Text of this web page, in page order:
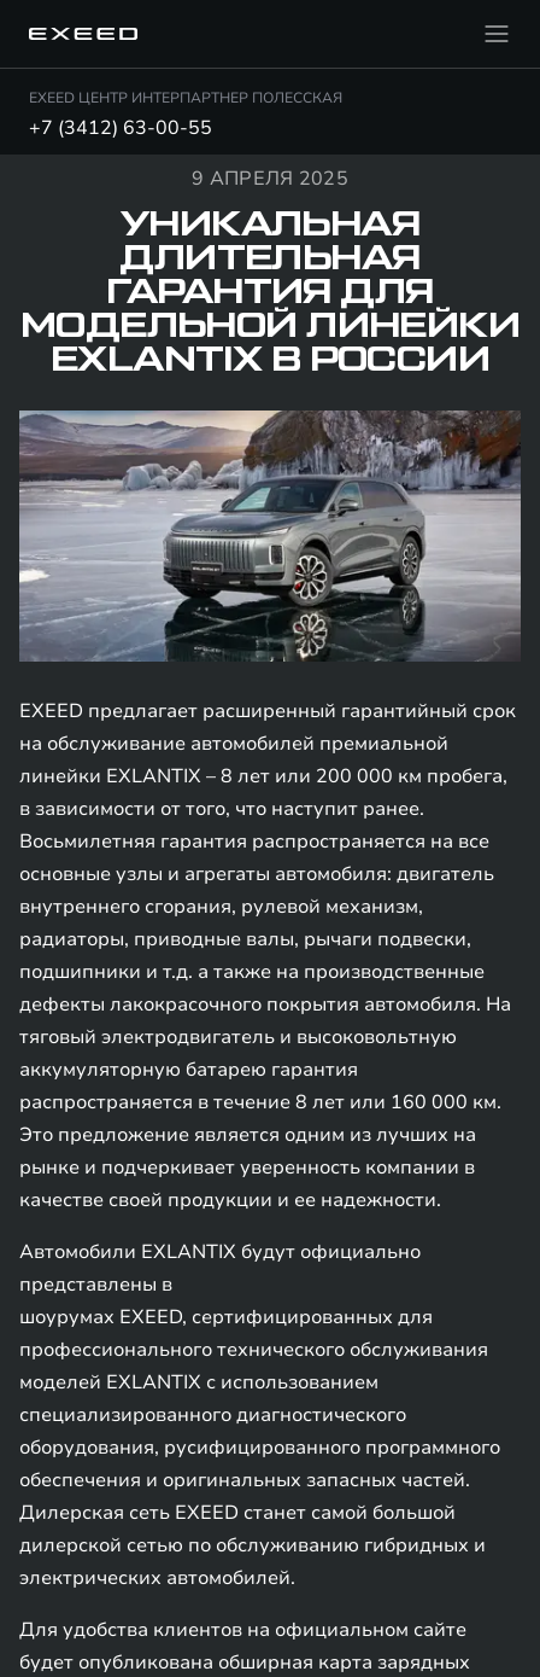
EXEED ЦЕНТР ИНТЕРПАРТНЕР ПОЛЕССКАЯ
+7 (3412) 63-00-55
9 АПРЕЛЯ 2025
УНИКАЛЬНАЯ
ДЛИТЕЛЬНАЯ
ГАРАНТИЯ ДЛЯ
МОДЕЛЬНОЙ ЛИНЕЙКИ
EXLANTIX В РОССИИ
EXEED предлагает расширенный гарантийный срок
на обслуживание автомобилей премиальной
линейки EXLANTIX – 8 лет или 200 000 км пробега,
в зависимости от того, что наступит ранее.
Восьмилетняя гарантия распространяется на все
основные узлы и агрегаты автомобиля: двигатель
внутреннего сгорания, рулевой механизм,
радиаторы, приводные валы, рычаги подвески,
подшипники и т.д. а также на производственные
дефекты лакокрасочного покрытия автомобиля. На
тяговый электродвигатель и высоковольтную
аккумуляторную батарею гарантия
распространяется в течение 8 лет или 160 000 км.
Это предложение является одним из лучших на
рынке и подчеркивает уверенность компании в
качестве своей продукции и ее надежности.
Автомобили EXLANTIX будут официально
представлены в
шоурумах EXEED, сертифицированных для
профессионального технического обслуживания
моделей EXLANTIX с использованием
специализированного диагностического
оборудования, русифицированного программного
обеспечения и оригинальных запасных частей.
Дилерская сеть EXEED станет самой большой
дилерской сетью по обслуживанию гибридных и
электрических автомобилей.
Для удобства клиентов на официальном сайте
будет опубликована обширная карта зарядных